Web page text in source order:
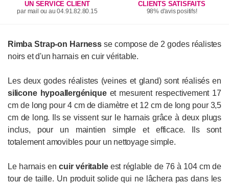
UN SERVICE CLIENT
par mail ou au 04.91.82.80.15
CLIENTS SATISFAITS
98% d'avis positifs!
Rimba Strap-on Harnessse compose de 2 godes réalistes
noirs et d'un harnais en cuir véritable.
Les deux godes réalistes (veines et gland) sont réalisés en
silicone hypoallergéniqueet mesurent respectivement 17
cm de long pour 4 cm de diamètre et 12 cm de long pour 3,5
cm de long. Ils se vissent sur le harnais grâce à deux plugs
inclus, pour un maintien simple et efficace. Ils sont
totalement amovibles pour un nettoyage simple.
Le harnais encuir véritableest réglable de 76 à 104 cm de
tour de taille. Un produit solide qui ne lâchera pas dans les